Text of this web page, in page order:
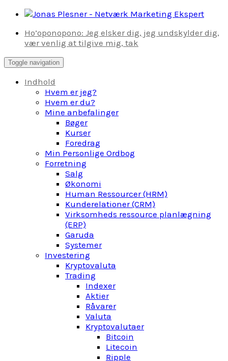
Skip
contentHo’oponopono: Jeg elsker dig, jeg undskylder dig,
vær venlig at tilgive mig, tak
Toggle navigation
Indhold
Hvem er jeg?
Hvem er du?
Mine anbefalinger
Bøger
Kurser
Foredrag
Min Personlige Ordbog
Forretning
Salg
Økonomi
Human Ressourcer (HRM)
Kunderelationer (CRM)
Virksomheds ressource planlægning
(ERP)
Garuda
Systemer
Investering
Kryptovaluta
Trading
Indexer
Aktier
Råvarer
Valuta
Kryptovalutaer
Bitcoin
Litecoin
Ripple